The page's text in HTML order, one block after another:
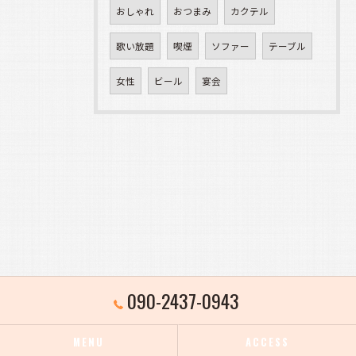
おしゃれ おつまみ カクテル
歌い放題 喫煙 ソファー テーブル
女性 ビール 宴会
090-2437-0943
MENU ACCESS